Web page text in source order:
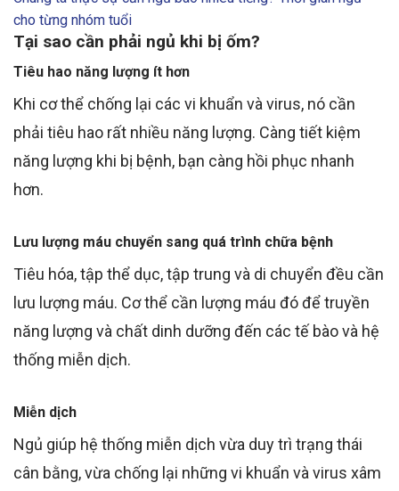
cho từng nhóm tuổi
Tại sao cần phải ngủ khi bị ốm?
Tiêu hao năng lượng ít hơn
Khi cơ thể chống lại các vi khuẩn và virus, nó cần
phải tiêu hao rất nhiều năng lượng. Càng tiết kiệm
năng lượng khi bị bệnh, bạn càng hồi phục nhanh
hơn.
Lưu lượng máu chuyển sang quá trình chữa bệnh
Tiêu hóa, tập thể dục, tập trung và di chuyển đều cần
lưu lượng máu. Cơ thể cần lượng máu đó để truyền
năng lượng và chất dinh dưỡng đến các tế bào và hệ
thống miễn dịch.
Miễn dịch
Ngủ giúp hệ thống miễn dịch vừa duy trì trạng thái
cân bằng, vừa chống lại những vi khuẩn và virus xâm